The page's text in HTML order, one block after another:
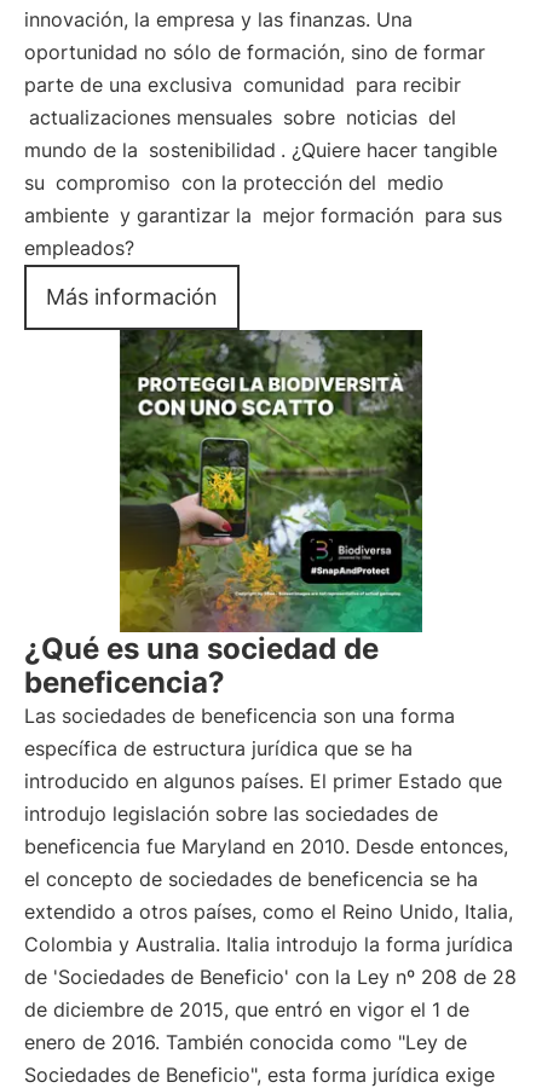
innovación, la empresa y las finanzas. Una
oportunidad no sólo de formación, sino de formar
parte de una exclusiva comunidad para recibir
actualizaciones mensuales sobre noticias del
mundo de la sostenibilidad . ¿Quiere hacer tangible
su compromiso con la protección del medio
ambiente y garantizar la mejor formación para sus
empleados?
Más información
¿Qué es una sociedad de
beneficencia?
Las sociedades de beneficencia son una forma
específica de estructura jurídica que se ha
introducido en algunos países. El primer Estado que
introdujo legislación sobre las sociedades de
beneficencia fue Maryland en 2010. Desde entonces,
el concepto de sociedades de beneficencia se ha
extendido a otros países, como el Reino Unido, Italia,
Colombia y Australia. Italia introdujo la forma jurídica
de 'Sociedades de Beneficio' con la Ley nº 208 de 28
de diciembre de 2015, que entró en vigor el 1 de
enero de 2016. También conocida como "Ley de
Sociedades de Beneficio", esta forma jurídica exige